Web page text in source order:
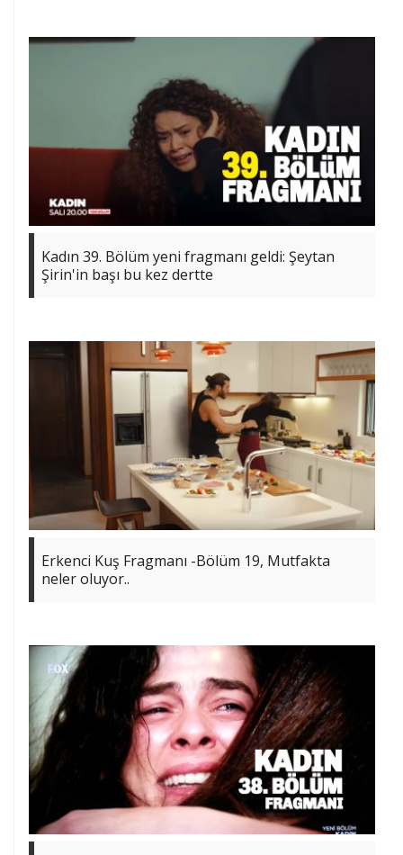
Kadın 39. Bölüm yeni fragmanı geldi: Şeytan
Şirin'in başı bu kez dertte
Erkenci Kuş Fragmanı -Bölüm 19, Mutfakta
neler oluyor..